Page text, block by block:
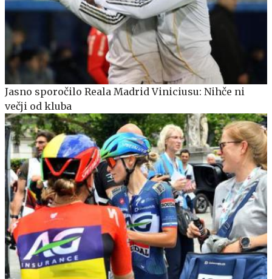
Jasno sporočilo Reala Madrid Viniciusu: Nihče ni
večji od kluba